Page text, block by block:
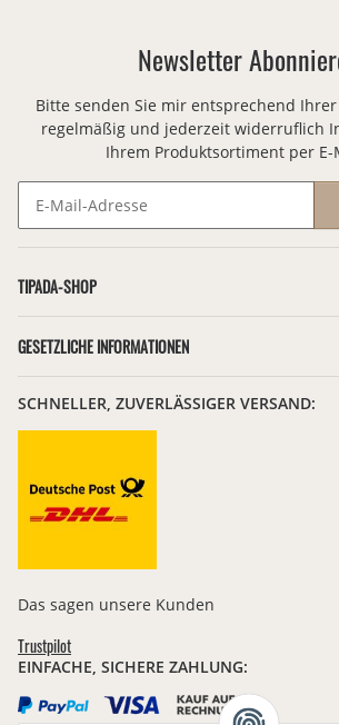
Newsletter
Bitte senden Sie mir entsprechend Ihrer
regelmäßig und jederzeit widerruflich
Ihrem Produktsortiment per E-
TIPADA-SHOP
GESETZLICHE INFORMATIONEN
SCHNELLER, ZUVERLÄSSIGER VERSAND:
Das sagen unsere Kunden
Trustpilot
EINFACHE, SICHERE ZAHLUNG: